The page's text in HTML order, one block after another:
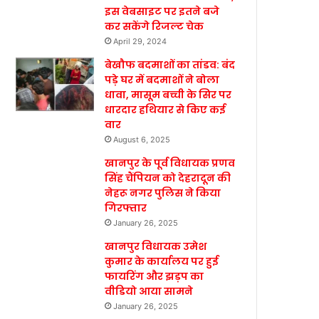
इस वेबसाइट पर इतने बजे
कर सकेंगे रिजल्ट चेक
April 29, 2024
बेखौफ बदमाशों का तांडव: बंद
पड़े घर में बदमाशों ने बोला
धावा, मासूम बच्ची के सिर पर
धारदार हथियार से किए कई
वार
August 6, 2025
खानपुर के पूर्व विधायक प्रणव
सिंह चैंपियन को देहरादून की
नेहरू नगर पुलिस ने किया
गिरफ्तार
January 26, 2025
खानपुर विधायक उमेश
कुमार के कार्यालय पर हुई
फायरिंग और झड़प का
वीडियो आया सामने
January 26, 2025